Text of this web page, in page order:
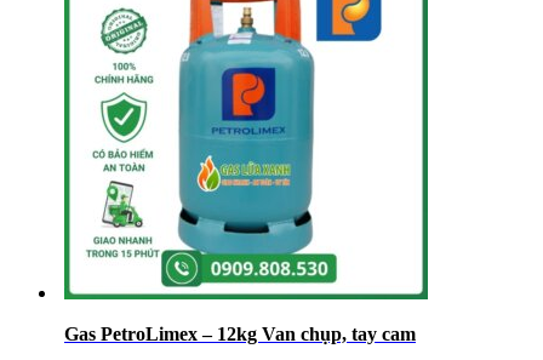
Gas PetroLimex – 12kg Van chụp, tay cam